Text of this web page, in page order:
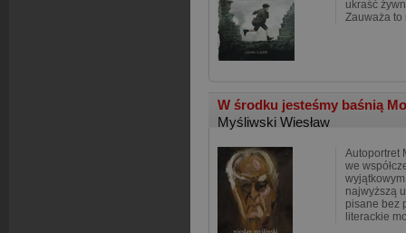
ukraść
Zauważa to
W środku jesteśmy baśnią
Myśliwski Wiesław
Autoportret
we
najwyższą
pisane bez
literackie